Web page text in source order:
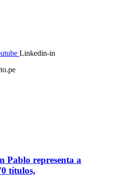
Linkedin-in
Pablo representa a
títulos,